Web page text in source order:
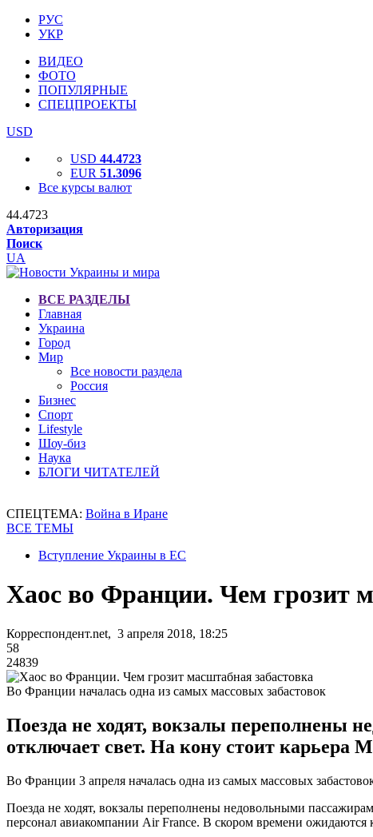
РУС
УКР
ВИДЕО
ФОТО
ПОПУЛЯРНЫЕ
СПЕЦПРОЕКТЫ
USD
USD 44.4723
EUR 51.3096
Все курсы валют
44.4723
Авторизация
Поиск
UA
ВСЕ РАЗДЕЛЫ
Главная
Украина
Город
Мир
Все новости раздела
Россия
Бизнес
Спорт
Lifestyle
Шоу-биз
Наука
БЛОГИ ЧИТАТЕЛЕЙ
СПЕЦТЕМА: Война в Иране
ВСЕ ТЕМЫ
Вступление Украины в ЕС
Хаос во Франции. Чем грозит
Корреспондент.net, 3 апреля 2018, 18:25
58
24839
Во Франции началась одна из самых массовых забастовок
Поезда не ходят, вокзалы переполнены
отключает свет. На кону стоит
Во Франции 3 апреля началась одна из самых массовых
Поезда не ходят, вокзалы переполнены недовольными
персонал авиакомпании Air France. В скором времени ожидаются